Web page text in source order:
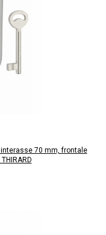
70 mm, frontale